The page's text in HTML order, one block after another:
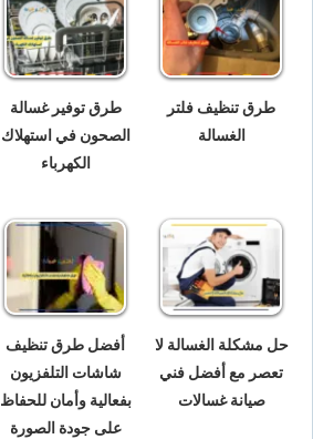
طرق تنظيف فلتر
الغسالة
طرق توفير غسالة
الصحون في استهلاك
الكهرباء
حل مشكلة الغسالة لا
تعصر مع أفضل فني
صيانة غسالات
أفضل طرق تنظيف
شاشات التلفزيون
بفعالية وأمان للحفاظ
على جودة الصورة